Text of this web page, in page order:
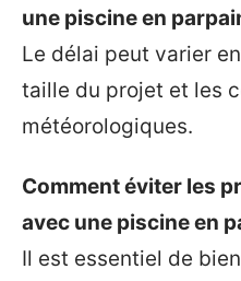
une piscine en
Le délai peut varier
taille du projet et les
météorologiques.
Comment éviter les
avec une piscine en
Il est essentiel de